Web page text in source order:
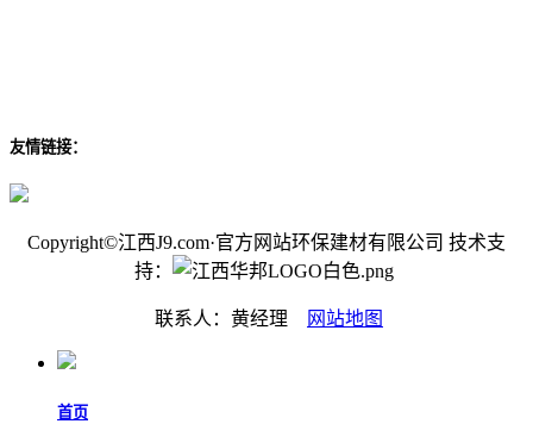
友情链接：
Copyright©江西J9.com·官方网站环保建材有限公司 技术支
持：
联系人：黄经理 网站地图
首页